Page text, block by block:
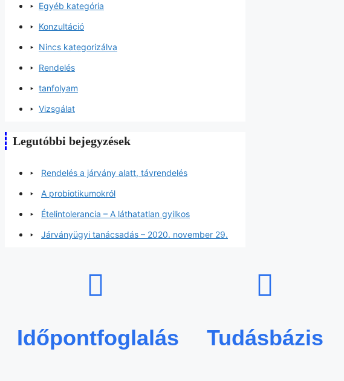
Egyéb kategória
Konzultáció
Nincs kategorizálva
Rendelés
tanfolyam
Vizsgálat
Legutóbbi bejegyzések
Rendelés a járvány alatt, távrendelés
A probiotikumokról
Ételintolerancia – A láthatatlan gyilkos
Járványügyi tanácsadás – 2020. november 29.
Időpontfoglalás Tudásbázis